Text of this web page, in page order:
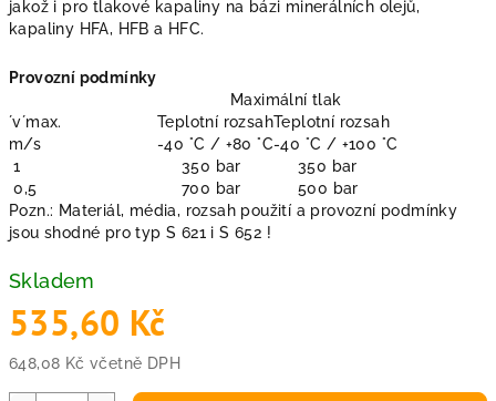
jakož i pro tlakové kapaliny na bázi minerálních olejů,
kapaliny HFA, HFB a HFC.
Provozní podmínky
Maximální tlak
´v´max.
Teplotní rozsahTeplotní rozsah
m/s
-40 °C / +80 °C-40 °C / +100 °C
1
350 bar
350 bar
0,5
700 bar
500 bar
Pozn.: Materiál, média, rozsah použití a provozní podmínky
jsou shodné pro typ S 621 i S 652 !
Skladem
535,60 Kč
648,08 Kč včetně DPH